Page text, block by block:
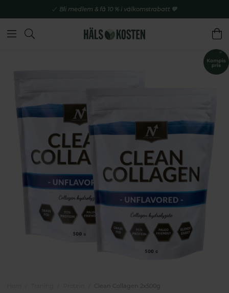
Bli medlem & få 10 % i välkomstrabatt 💚
Clean Collagen 2x500g